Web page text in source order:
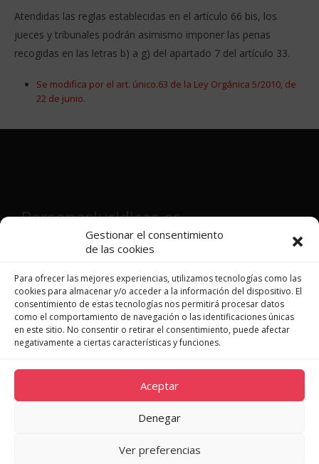
Gestionar el consentimiento
de las cookies
Para ofrecer las mejores experiencias, utilizamos tecnologías como las
cookies para almacenar y/o acceder a la información del dispositivo. El
consentimiento de estas tecnologías nos permitirá procesar datos
como el comportamiento de navegación o las identificaciones únicas
en este sitio. No consentir o retirar el consentimiento, puede afectar
negativamente a ciertas características y funciones.
Aceptar
Denegar
Ver preferencias
Atendidas las reglas establecidas en el artículo 66 bis, los
jueces y tribunales podrán asimismo imponer las penas
recogidas en las letras b) a g) del apartado 7 del artículo 33.
Se modifica por el art. único.63 de la Ley Orgánica 5/2010, de
22 de junio.
PersonasJuridicas.es
Director y fundador:
Patón
JURISPRUDENCIA
DOCTRINA